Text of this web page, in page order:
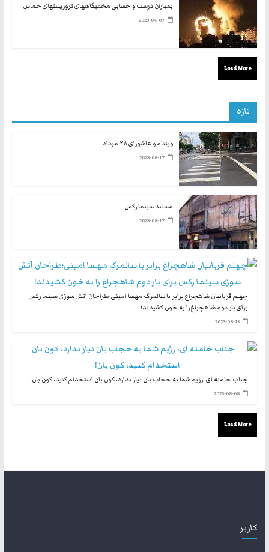
بمباران درست و حسابی مخفیگاههای تروریستهای حماس
2023-04-07
Load More
تازه
ویتنام و عاشورای ۲۸ مرداد
2023-08-17
مستند سینما رکس
2023-08-17
چهلم قربانیان شاهچراغ برابر با سالمرگ مهسا امینی؛طراحان آتش سوزی سینما رکس
برای بار دوم شاهچراغ را به خون کشیدند!
2023-08-15
جناب خامنه ای، رژیم شما به حجاب بان نیاز ندارد، کون بان استخدام کنید، کون بان!
2023-08-08
Load More
کاربر